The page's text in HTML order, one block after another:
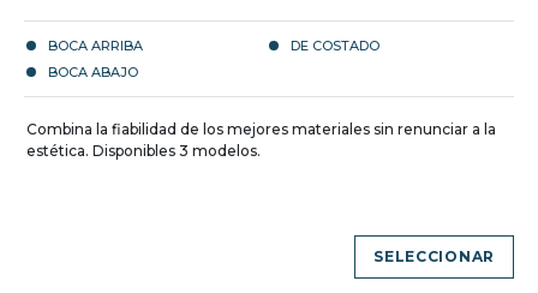
BOCA ARRIBA
DE COSTADO
BOCA ABAJO
Combina la fiabilidad de los mejores materiales sin renunciar a la
estética. Disponibles 3 modelos.
SELECCIONAR